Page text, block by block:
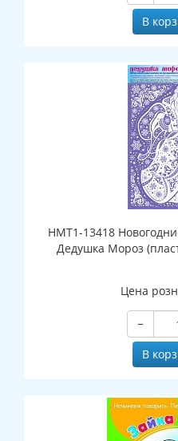
В
НМТ1-13418
Дедушка Мороз
Цена
−
В